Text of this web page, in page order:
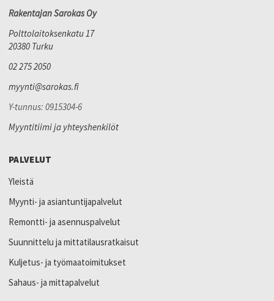
Rakentajan Sarokas Oy
Polttolaitoksenkatu 17
20380 Turku
02 275 2050
myynti@sarokas.fi
Y-tunnus: 0915304-6
Myyntitiimi ja yhteyshenkilöt
PALVELUT
Yleistä
Myynti- ja asiantuntijapalvelut
Remontti- ja asennuspalvelut
Suunnittelu ja mittatilausratkaisut
Kuljetus- ja työmaatoimitukset
Sahaus- ja mittapalvelut